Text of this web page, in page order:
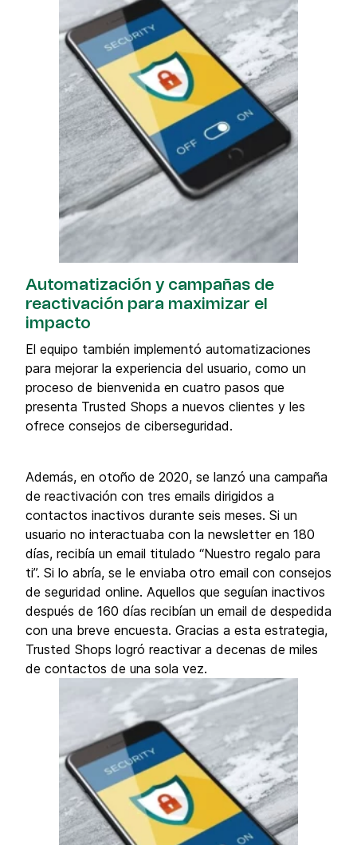
Automatización y campañas de
reactivación para maximizar el
impacto
El equipo también implementó automatizaciones
para mejorar la experiencia del usuario, como un
proceso de bienvenida en cuatro pasos que
presenta Trusted Shops a nuevos clientes y les
ofrece consejos de ciberseguridad.
Además, en otoño de 2020, se lanzó una campaña
de reactivación con tres emails dirigidos a
contactos inactivos durante seis meses. Si un
usuario no interactuaba con la newsletter en 180
días, recibía un email titulado “Nuestro regalo para
ti”. Si lo abría, se le enviaba otro email con consejos
de seguridad online. Aquellos que seguían inactivos
después de 160 días recibían un email de despedida
con una breve encuesta. Gracias a esta estrategia,
Trusted Shops logró reactivar a decenas de miles
de contactos de una sola vez.